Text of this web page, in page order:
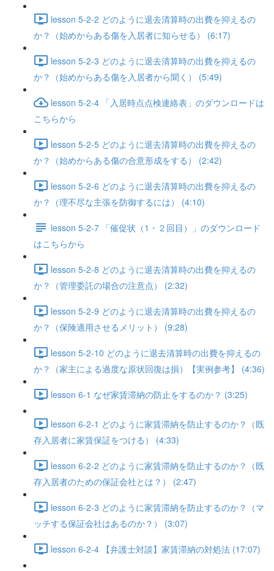
lesson 5-2-2 どのように退去清算時の出費を抑えるの
か？（始めからある傷を入居者に知らせる） (6:17)
lesson 5-2-3 どのように退去清算時の出費を抑えるの
か？（始めからある傷を入居者から聞く） (5:49)
lesson 5-2-4 「入居時点点検連絡表」のダウンロードは
こちらから
lesson 5-2-5 どのように退去清算時の出費を抑えるの
か？（始めからある傷の合意形成をする） (2:42)
lesson 5-2-6 どのように退去清算時の出費を抑えるの
か？（理不尽な主張を防御するには） (4:10)
lesson 5-2-7 「催促状（1・２回目）」のダウンロード
はこちらから
lesson 5-2-8 どのように退去清算時の出費を抑えるの
か？（管理委託の場合の注意点） (2:32)
lesson 5-2-9 どのように退去清算時の出費を抑えるの
か？（保険適用させるメリット） (9:28)
lesson 5-2-10 どのように退去清算時の出費を抑えるの
か？（家主による過度な原状回復は損）【実例参考】 (4:36)
lesson 6-1 なぜ家賃滞納の防止をするのか？ (3:25)
lesson 6-2-1 どのように家賃滞納を防止するのか？（既
存入居者に家賃保証をつける） (4:33)
lesson 6-2-2 どのように家賃滞納を防止するのか？（既
存入居者のための保証会社とは？） (2:47)
lesson 6-2-3 どのように家賃滞納を防止するのか？（マ
ッチする保証会社はあるのか？） (3:07)
lesson 6-2-4 【弁護士対談】家賃滞納の対処法 (17:07)